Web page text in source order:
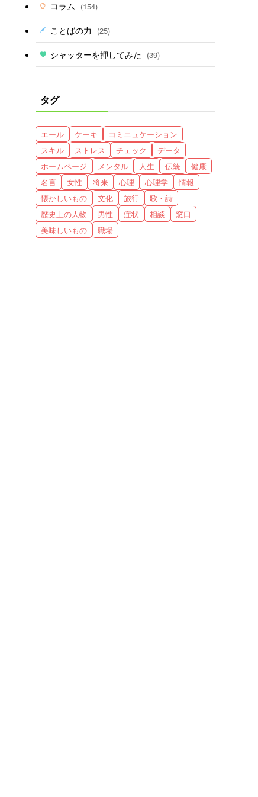
コラム (154)
ことばの力 (25)
シャッターを押してみた (39)
タグ
エール ケーキ
コミニュケーション
スキル
ストレス チェック
データ
ホームページ
メンタル 人生 伝統
健康
名言
女性 将来 心理 心理学
情報
懐かしいもの
文化 旅行
歌・詩
歴史上の人物
男性 症状 相談
窓口
美味しいもの
職場